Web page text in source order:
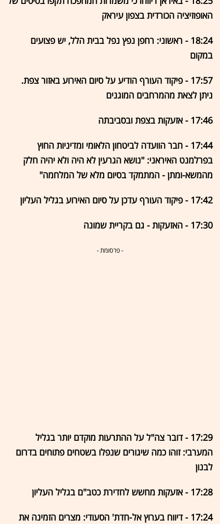
האופוזיציה הכורדית בצפון עיראק
18:24 - ראשוני: רחפן נפץ נפל בבית הלל, יש פצועים
במקום
17:57 - פיקוד העורף הודיע על סיום האירוע באזור צפת.
ניתן לצאת מהמרחבים המוגנים
17:46 - אזעקות בצפת ובסביבתה
17:44 - חבר הוועדה לביטחון הלאומי ומדיניות החוץ
בפרלמנט האיראני: "נושא הגרעין לא היה ולא יהיה חלק
מהמשא-ומתן - המתמקד בסיום מלא של המלחמה"
17:42 - פיקוד העורף עדכן על סיום האירוע בגליל העליון
17:30 - האזעקות - גם בקריית שמונה
- פרסומת -
17:29 - דובר צה"ל על ההתרעות מוקדם יותר בגליל
המערבי: זוהו כמה שיגורים שנפלו בשטחים פתוחים בדרום
לבנון
17:28 - אזעקות מחשש לחדירת כטב"ם בגליל העליון
17:24 - דיווח בערוץ אל-חדת' הסעודי: מצרים הזמינה את